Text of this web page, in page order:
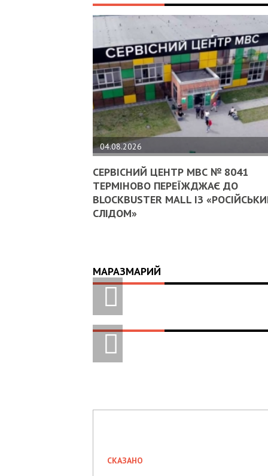
04.08.2026
СЕРВІСНИЙ ЦЕНТР МВС № 8041
ТЕРМІНОВО ПЕРЕЇЖДЖАЄ ДО
BLOCKBUSTER MALL ІЗ
СЛІДОМ»
МАРАЗМАРИЙ
СКАЗАНО